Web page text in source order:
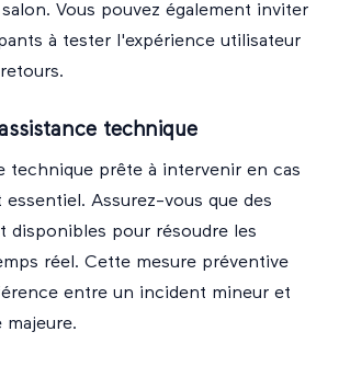
Vous pouvez également inviter
à tester l'expérience utilisateur
technique
technique prête à intervenir en cas
Assurez-vous que des
disponibles pour résoudre les
réel. Cette mesure préventive
entre un incident mineur et